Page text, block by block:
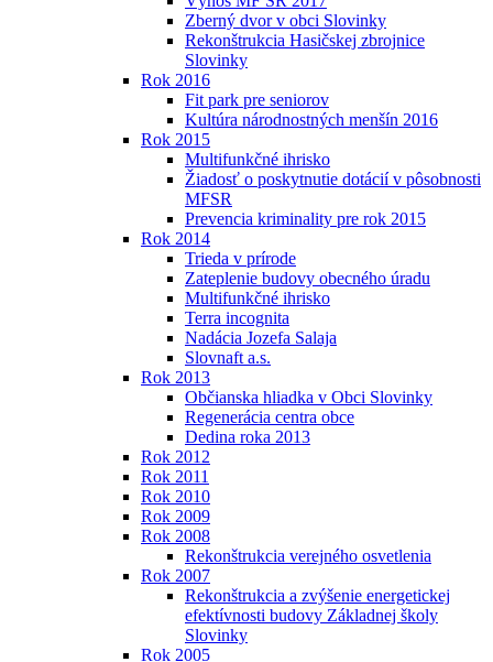
Zberný dvor v obci Slovinky
Rekonštrukcia Hasičskej zbrojnice
Slovinky
Rok 2016
Fit park pre seniorov
Kultúra národnostných menšín 2016
Rok 2015
Multifunkčné ihrisko
Žiadosť o poskytnutie dotácií v pôsobnosti
MFSR
Prevencia kriminality pre rok 2015
Rok 2014
Trieda v prírode
Zateplenie budovy obecného úradu
Multifunkčné ihrisko
Terra incognita
Nadácia Jozefa Salaja
Slovnaft a.s.
Rok 2013
Občianska hliadka v Obci Slovinky
Regenerácia centra obce
Dedina roka 2013
Rok 2012
Rok 2011
Rok 2010
Rok 2009
Rok 2008
Rekonštrukcia verejného osvetlenia
Rok 2007
Rekonštrukcia a zvýšenie energetickej
efektívnosti budovy Základnej školy
Slovinky
Rok 2005